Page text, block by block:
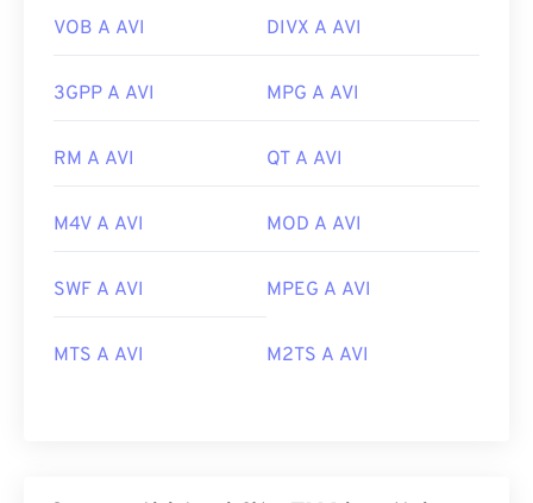
VOB A AVI DIVX A AVI
3GPP A AVI MPG A AVI
RM A AVI QT A AVI
M4V A AVI MOD A AVI
SWF A AVI MPEG A AVI
MTS A AVI M2TS A AVI